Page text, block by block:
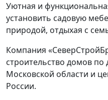
Уютная и
установить садовую
природой, отдыхая с
Компания
строительство домов
Московской области и
России.